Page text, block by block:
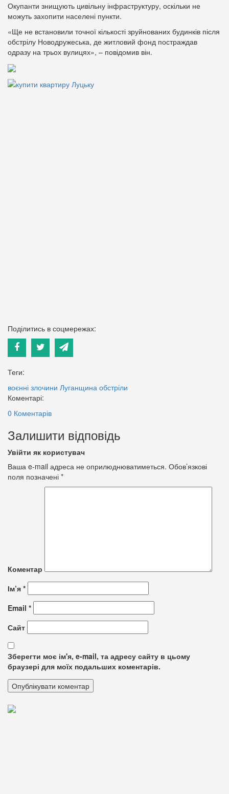
Окупанти знищують цивільну інфраструктуру, оскільки не
можуть захопити населені пункти.
«Ще не встановили точної кількості зруйнованих будинків після
обстрілу Новодружеська, де житловий фонд постраждав
одразу на трьох вулицях», – повідомив він.
Поділитись в соцмережах:
Теги:
воєнні злочини Луганщина обстріли
Коментарі:
0 Коментарів
Залишити відповідь
Увійти як користувач
Ваша e-mail адреса не оприлюднюватиметься. Обов’язкові
поля позначені *
Коментар
Ім’я *
Email *
Сайт
Зберегти моє ім'я, e-mail, та адресу сайту в цьому
браузері для моїх подальших коментарів.